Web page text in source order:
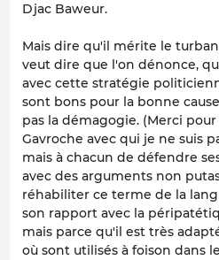
Djac Baweur.
Mais dire qu'il mérite le
veut dire que l'on dénonce,
avec cette stratégie
sont bons pour la bonne
pas la démagogie. (Merci
Gavroche avec qui je ne suis
mais à chacun de défendre
avec des arguments non
réhabiliter ce terme de la
son rapport avec la
mais parce qu'il est très
où sont utilisés à foison dans